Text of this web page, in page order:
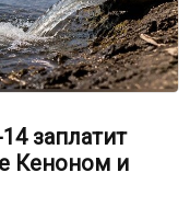
заплатит
Кеноном и